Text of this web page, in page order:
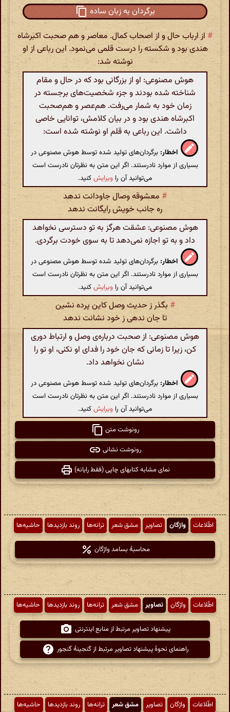
برگردان به زبان ساده
# از ارباب حال و از اصحاب کمال. معاصر و هم صحبت اکبرشاه
هندی بود و شکسته را درست قلمی می‌نمود. این رباعی از او
نوشته شد:
هوش مصنوعی: او از بزرگانی بود که در حال و مقام
شناخته شده بودند و جزء شخصیت‌های برجسته در
زمان خود به شمار می‌رفت. هم‌عصر و هم‌صحبت
اکبرشاه هندی بود و در بیان کلامش، توانایی خاصی
داشت. این رباعی به قلم او نوشته شده است:
اخطار: برگردان‌های تولید شده توسط هوش مصنوعی در
بسیاری از موارد نادرستند. اگر این متن به نظرتان نادرست است
می‌توانید آن را ویرایشکنید.
# معشوقه وصال جاودانت ندهد
ره جانب خویش رایگانت ندهد
هوش مصنوعی: عشقت هرگز به تو دسترسی نخواهد
داد و به تو اجازه نمی‌دهد تا به سوی خودت برگردی.
اخطار: برگردان‌های تولید شده توسط هوش مصنوعی در
بسیاری از موارد نادرستند. اگر این متن به نظرتان نادرست است
می‌توانید آن را ویرایشکنید.
# بگذر ز حدیث وصل کاین پرده نشین
تا جان ندهی ز خود نشانت ندهد
هوش مصنوعی: از صحبت درباره‌ی وصل و ارتباط دوری
کن، زیرا تا زمانی که جان خود را فدای او نکنی، او تو را
نشان نخواهد داد.
اخطار: برگردان‌های تولید شده توسط هوش مصنوعی در
بسیاری از موارد نادرستند. اگر این متن به نظرتان نادرست است
می‌توانید آن را ویرایشکنید.
رونوشت متن
رونوشت نشانی
نمای مشابه کتابهای چاپی (فقط رایانه)
اطّلاعات واژگان تصاویر مشق شعر ترانه‌ها روند بازدیدها حاشیه‌ها
محاسبهٔ بسامد واژگان
اطّلاعات واژگان تصاویر مشق شعر ترانه‌ها روند بازدیدها حاشیه‌ها
پیشنهاد تصاویر مرتبط از منابع اینترنتی
راهنمای نحوهٔ پیشنهاد تصاویر مرتبط از گنجینهٔ گنجور
اطّلاعات واژگان تصاویر مشق شعر ترانه‌ها روند بازدیدها
حاشیه‌ها